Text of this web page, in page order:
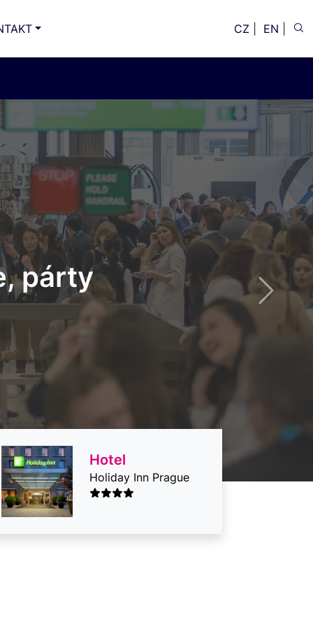
CZ EN
párty
Next
Hotel
Holiday Inn Prague